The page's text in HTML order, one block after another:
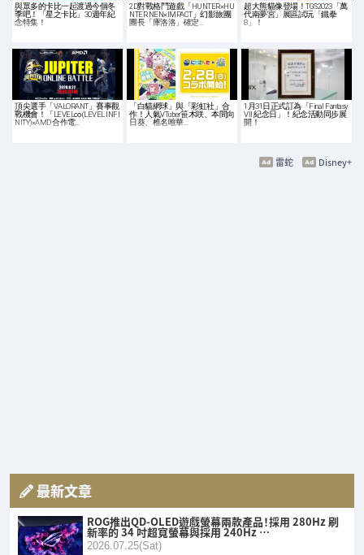
與眾多的卡比一起渡過今個冬
季吧！「星之卡比」30週年紀
念特集！
2D對戰格鬥遊戲「HUNTER×HU
NTER NEN×IMPACT」幻影旅團
團長「庫洛洛」確定…
超大熊貓像登場！TGS2023「萬
代南夢宮」展區試玩「鐵拳
8」！
頂尖選手「VALORANT」賽事觀
戰機會！「LEVEL∞(LEVEL INFI
NITY)×AMD 合作電…
「白貓網球」與「彩虹社」合
作！人氣VTuber笹木咲、本間向
日葵、椎名唯華…
1月31日正式訂為「Final Fantasy
VII 紀念日」！紀念活動同步展
開！
Disney+
雷蛇
最新文章
ROG推出QD-OLED遊戲螢幕兩款產品！採用 280Hz 刷
新率的 34 吋超寬螢幕與採用 240Hz …
2026.07.25(Sat)